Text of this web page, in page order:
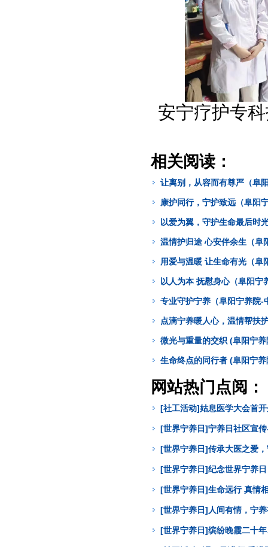
安宁疗护专
相关阅读：
让离别，从容而有尊严（阜
康护同行，宁护致远（阜阳
以爱为翼，守护生命最后时
温情护归途 心安伴余生（阜
用爱与温暖 让生命有光（阜
以人为本 抚慰身心（阜阳
专业守护宁养（阜阳宁养院-
点滴宁养暖人心，温情帮扶
微光与重量的交织 (阜阳宁
生命终点的同行者 (阜阳宁
网站热门点阅：
[社工活动]姑息医学大会首
[世界宁养日]宁养日社区宣
[世界宁养日]传承大医之爱
[世界宁养日]纪念世界宁养
[世界宁养日]生命远行 真情
[世界宁养日]人间有情，宁
[世界宁养日]缤纷晚霞二十